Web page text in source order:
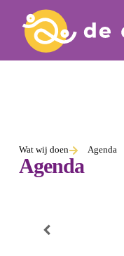
Wat wij doen Agenda
Agenda